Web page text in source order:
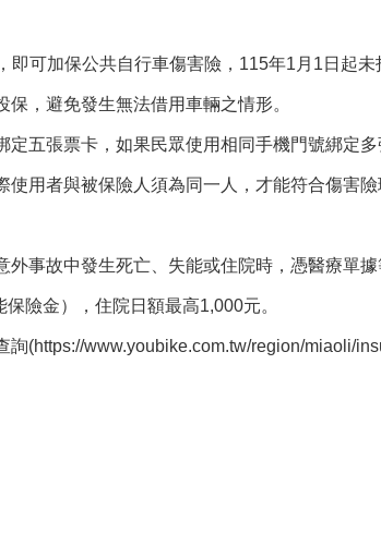
可加保公共自行車傷害險，115年1月1日起
，避免發生無法借用車輛之情形。
五張票卡，如果民眾使用相同手機門號綁定
用者與被保險人須為同一人，才能符合傷害
事故中發生死亡、失能或住院時，憑醫療單
險金），住院日額最高1,000元。
(https://www.youbike.com.tw/region/miaoli/